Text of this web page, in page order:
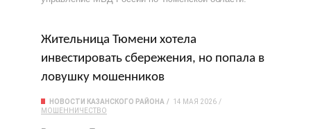
Жительница Тюмени хотела
инвестировать сбережения, но попала в
ловушку мошенников
НОВОСТИ КАЗАНСКОГО РАЙОНА
14 МАЯ 2026
МОШЕННИЧЕСТВО